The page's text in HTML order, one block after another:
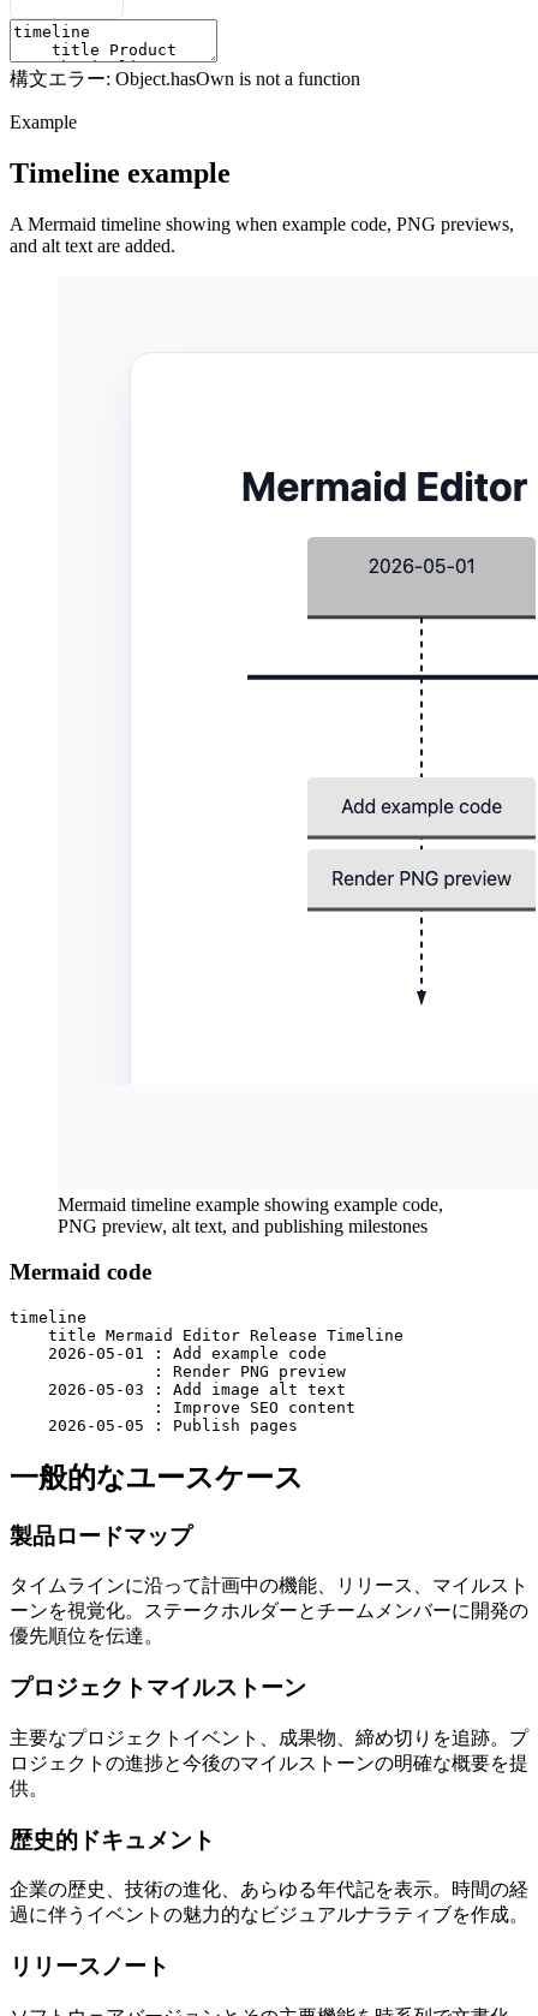
構文エラー: Object.hasOwn is not a function
Example
Timeline example
A Mermaid timeline showing when example code, PNG previews,
and alt text are added.
Mermaid timeline example showing example code,
PNG preview, alt text, and publishing milestones
Mermaid code
timeline
    title Mermaid Editor Release Timeline
    2026-05-01 : Add example code
               : Render PNG preview
    2026-05-03 : Add image alt text
               : Improve SEO content
    2026-05-05 : Publish pages
一般的なユースケース
製品ロードマップ
タイムラインに沿って計画中の機能、リリース、マイルスト
ーンを視覚化。ステークホルダーとチームメンバーに開発の
優先順位を伝達。
プロジェクトマイルストーン
主要なプロジェクトイベント、成果物、締め切りを追跡。プ
ロジェクトの進捗と今後のマイルストーンの明確な概要を提
供。
歴史的ドキュメント
企業の歴史、技術の進化、あらゆる年代記を表示。時間の経
過に伴うイベントの魅力的なビジュアルナラティブを作成。
リリースノート